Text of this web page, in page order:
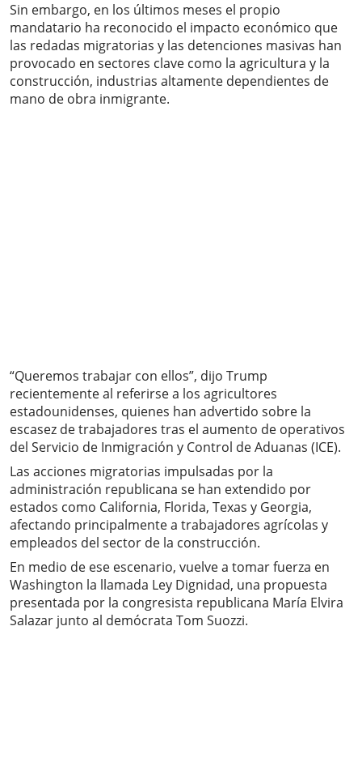
Sin embargo, en los últimos meses el propio
mandatario ha reconocido el impacto económico que
las redadas migratorias y las detenciones masivas han
provocado en sectores clave como la agricultura y la
construcción, industrias altamente dependientes de
mano de obra inmigrante.
“Queremos trabajar con ellos”, dijo Trump
recientemente al referirse a los agricultores
estadounidenses, quienes han advertido sobre la
escasez de trabajadores tras el aumento de operativos
del Servicio de Inmigración y Control de Aduanas (ICE).
Las acciones migratorias impulsadas por la
administración republicana se han extendido por
estados como California, Florida, Texas y Georgia,
afectando principalmente a trabajadores agrícolas y
empleados del sector de la construcción.
En medio de ese escenario, vuelve a tomar fuerza en
Washington la llamada Ley Dignidad, una propuesta
presentada por la congresista republicana María Elvira
Salazar junto al demócrata Tom Suozzi.